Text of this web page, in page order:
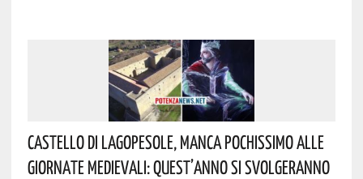
Castello Di Lagopesole, Manca Pochissimo Alle
Giornate Medievali: Quest’anno Si Svolgeranno